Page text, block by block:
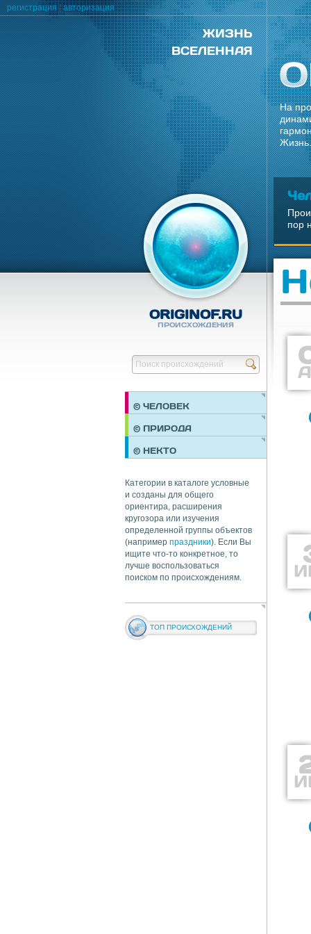
ЖИЗНЬ
ВСЕЛЕННАЯ
На
пор
ORIGINOF.RU
ПРОИСХОЖДЕНИЯ
© ЧЕЛОВЕК
ПРАЗДНИКИ
ОБЩЕСТВО
© ПРИРОДА
© НЕКТО
Категории в каталоге условные
и созданы для общего
ориентира, расширения
кругозора или изучения
определенной группы объектов
(например праздники). Если Вы
ищите что-то конкретное, то
лучше воспользоваться
поиском по происхождениям.
ТОП ПРОИСХОЖДЕНИЙ
регистрация|авторизация